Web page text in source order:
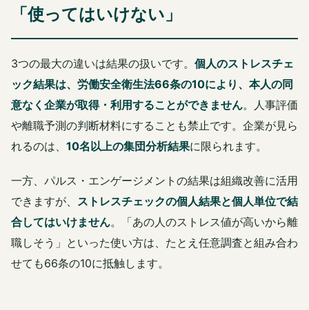
「使ってはいけない」
3つの最大の違いは結果の扱いです。 個人のストレスチェ
ック結果は、労働安全衛生法66条の10により、本人の同
意なく企業が取得・利用することができません。人事評価
や離職予測の判断材料にすることも禁止です。企業が見ら
れるのは、 10名以上の集団分析結果に限られます。
一方、パルス・エンゲージメントの結果は組織改善に活用
できますが、 ストレスチェックの個人結果と個人単位で結
合してはいけません。「あの人のストレス値が高いから離
職しそう」といった使い方は、たとえ任意調査と組み合わ
せても66条の10に抵触します。